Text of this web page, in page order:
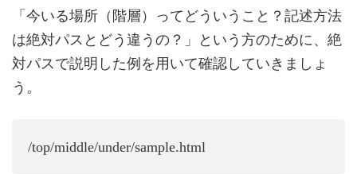
「今いる場所（階層）ってどういうこと？記述方法
は絶対パスとどう違うの？」という方のために、絶
対パスで説明した例を用いて確認していきましょ
う。
/top/middle/under/sample.html